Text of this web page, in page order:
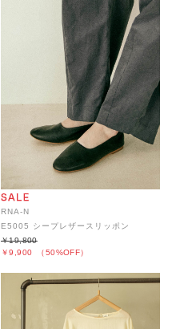
RNA-N
E5005 シープレザースリッポン
￥9,900 （50%OFF）
￥19,800